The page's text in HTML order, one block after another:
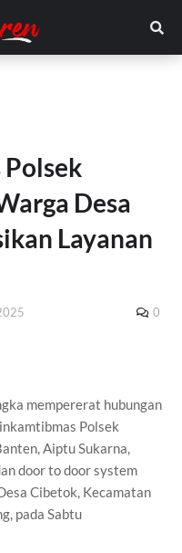
Desa
Layanan
0
mempererat hubungan
Polsek
Aiptu Sukarna,
door to door system
Cibetok, Kecamatan
pada Sabtu